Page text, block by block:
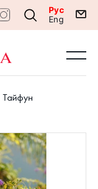
Рус
Eng
Тайфун